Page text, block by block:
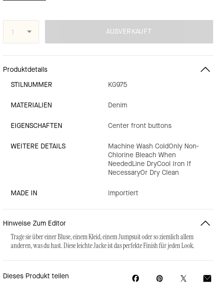
AUSVERKAUFT
Produktdetails
STILNUMMER
KG975
MATERIALIEN Denim
EIGENSCHAFTEN Center front buttons
WEITERE DETAILS
Machine Wash ColdOnly Non-
Chlorine Bleach When
NeededLine DryCool Iron If
NecessaryOr Dry Clean
MADE IN Importiert
Hinweise Zum Editor
Trage sie über einer Bluse, einem Kleid, einem Jumpsuit oder so ziemlich allem
anderen, was du hast. Diese leichte Jacke ist das perfekte Finish für jeden Look.
Dieses Produkt teilen